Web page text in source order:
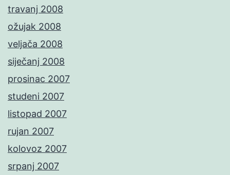
travanj 2008
ožujak 2008
veljača 2008
siječanj 2008
prosinac 2007
studeni 2007
listopad 2007
rujan 2007
kolovoz 2007
srpanj 2007